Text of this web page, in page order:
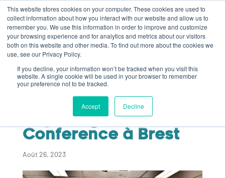
This website stores cookies on your computer. These cookies are used to
collect information about how you interact with our website and allow us to
remember you. We use this information in order to improve and customize
your browsing experience and for analytics and metrics about our visitors
both on this website and other media. To find out more about the cookies we
use, see our Privacy Policy.
If you decline, your information won’t be tracked when you visit this
website. A single cookie will be used in your browser to remember
your preference not to be tracked.
Accept Decline
Présentation du
projet Sargasses à
l’European
Phycological
Conference à Brest
Août 26, 2023